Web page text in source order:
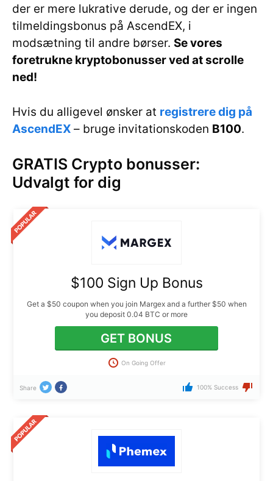
der er mere lukrative derude, og der er ingen
tilmeldingsbonus på AscendEX, i
modsætning til andre børser. Se vores
foretrukne kryptobonusser ved at scrolle
ned!
Hvis du alligevel ønsker at registrere dig på
AscendEX – bruge invitationskoden B100.
GRATIS Crypto bonusser:
Udvalgt for dig
$100 Sign Up Bonus
Get a $50 coupon when you join Margex and a further $50 when
you deposit 0.04 BTC or more
GET BONUS
On Going Offer
Share 100% Success